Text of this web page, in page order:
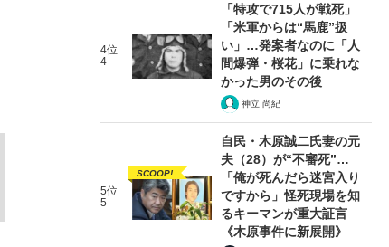
4位
4
「特攻で715人が戦死」
「米軍からは“馬鹿”扱
い」…発案者なのに「人
間爆弾・桜花」に乗れな
かった男のその後
神立 尚紀
5位
5
SCOOP!
自民・木原誠二氏妻の元
夫（28）が“不審死”…
「俺が死んだら迷宮入り
ですから」怪死現場を知
るキーマンが重大証言
《木原事件に新展開》